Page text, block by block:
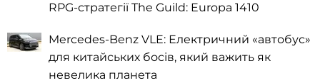
RPG-стратегії The Guild: Europa 1410
Mercedes-Benz VLE: Електричний «автобус»
для китайських босів, який важить як
невелика планета